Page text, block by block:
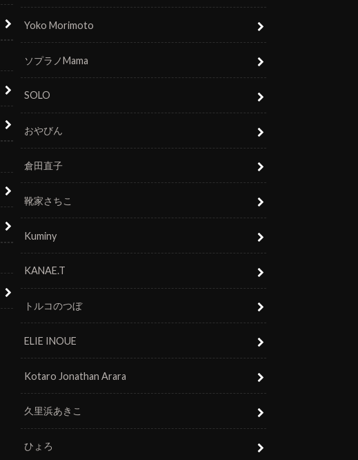
Yoko Morimoto
ソプラノMama
SOLO
おやびん
倉田直子
靴家さちこ
Kuminy
KANAE.T
トルコのつぼ
ELIE INOUE
Kotaro Jonathan Arara
久里浜あきこ
ひょろ